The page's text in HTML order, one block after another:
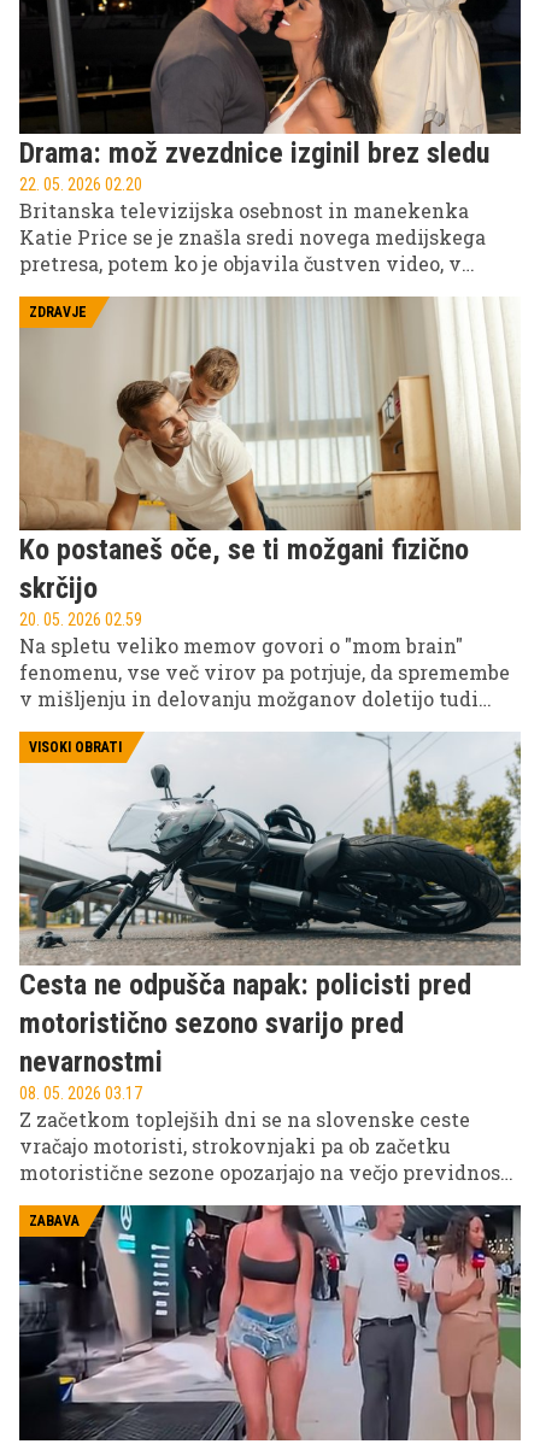
Drama: mož zvezdnice izginil brez sledu
22. 05. 2026 02.20
Britanska televizijska osebnost in manekenka
Katie Price se je znašla sredi novega medijskega
pretresa, potem ko je objavila čustven video, v
izginotju svojega moža Leeja Andrewsa v Dubaju.
ZDRAVJE
Ko postaneš oče, se ti možgani fizično
skrčijo
20. 05. 2026 02.59
Na spletu veliko memov govori o "mom brain"
fenomenu, vse več virov pa potrjuje, da spremembe
v mišljenju in delovanju možganov doletijo tudi
očete. "Dad brain" je torej resničen.
Magnetnoresonančni skeni možganov 40
novopečenih očetov, posneti pred zanositvijo in po
porodu, kažejo, da se volumen sive snovi v skorji
zmanjša za približno 1 %. Poglobili se bomo v študijo,
ki je leta 2023 razkrila, kaj se dogaja v moških
možganih po prihodu otroka, in pojasnili, zakaj do
teh sprememb sploh pride.
VISOKI OBRATI
Cesta ne odpušča napak: policisti pred
motoristično sezono svarijo pred
nevarnostmi
08. 05. 2026 03.17
Z začetkom toplejših dni se na slovenske ceste
vračajo motoristi, strokovnjaki pa ob začetku
motoristične sezone opozarjajo na večjo previdnost.
Policisti, reševalci in inštruktorji varne vožnje
poudarjajo, da so prve spomladanske vožnje pogosto
tudi najbolj nevarne.
ZABAVA